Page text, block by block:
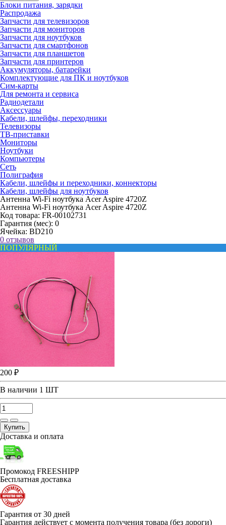
Блоки питания, зарядки
Распродажа
Запчасти для телевизоров
Запчасти для мониторов
Запчасти для ноутбуков
Запчасти для смартфонов
Запчасти для планшетов
Запчасти для принтеров
Аккумуляторы, батарейки
Комплектующие для ПК и ноутбуков
Сим-карты
Для ремонта и сервиса
Радиодетали
Аксессуары
Кабели, шлейфы, переходники
Телевизоры
ТВ-приставки
Мониторы
Ноутбуки
Компьютеры
Сеть
Полиграфия
Кабели, шлейфы и переходники, коннекторы
Кабели, шлейфы для ноутбуков
Антенна Wi-Fi ноутбука Acer Aspire 4720Z
Антенна Wi-Fi ноутбука Acer Aspire 4720Z
Код товара: FR-00102731
Гарантия (мес): 0
Ячейка: BD210
0 отзывов
ПОПУЛЯРНЫЙ
200 ₽
В наличии 1 ШТ
Купить
Доставка и оплата
Промокод FREESHIPP
Бесплатная доставка
Гарантия от 30 дней
Гарантия действует с момента получения товара (без дороги)